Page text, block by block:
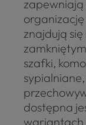
zapewniają
znajdują
szafki,
dostępna
wariantach